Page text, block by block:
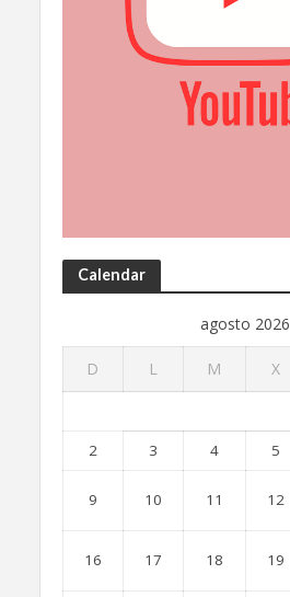
Calendar
agosto 2026
D L M X
2
3 4 5
9 10 11 12
16 17 18 19